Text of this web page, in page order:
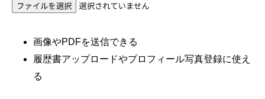
画像やPDFを送信できる
履歴書アップロードやプロフィール写真登録に使え
る